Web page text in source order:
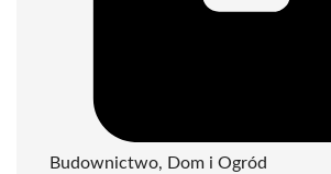
Budownictwo, Dom i Ogród